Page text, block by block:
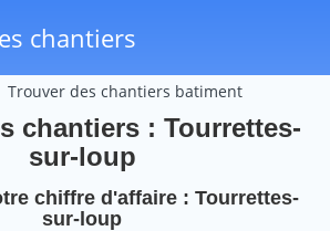
chantiers
Trouver des chantiers batiment
chantiers : Tourrettes-
sur-loup
chiffre d'affaire : Tourrettes-
sur-loup